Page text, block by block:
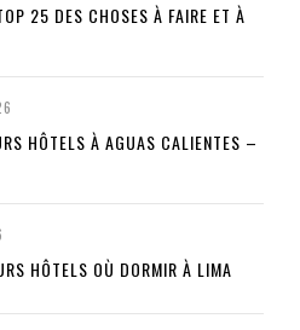
25 DES CHOSES À FAIRE ET À
HÔTELS À AGUAS CALIENTES –
HÔTELS OÙ DORMIR À LIMA